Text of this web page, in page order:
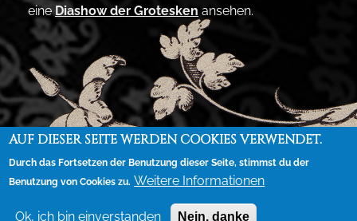
eineDiashow der Grotesken ansehen.
AUF DIESER SEITE WERDEN COOKIES VERWENDET.
Durch das Fortsetzen der Benutzung dieser Seite, stimmst du der
Benutzung von Cookies zu. Weitere Informationen
Ok, ich bin einverstanden Nein, danke